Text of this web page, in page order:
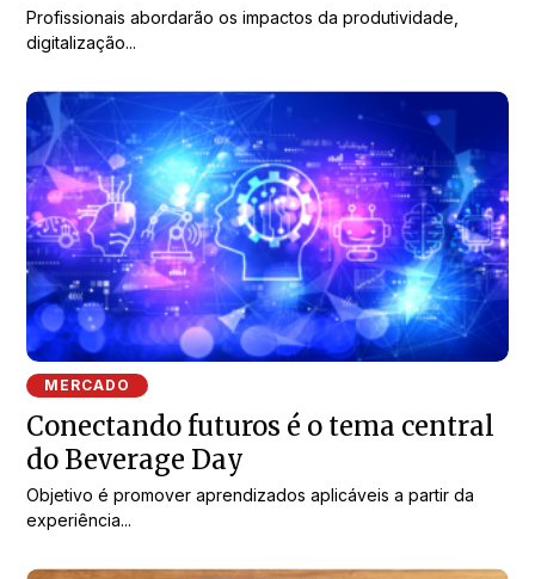
Profissionais abordarão os impactos da produtividade,
digitalização...
MERCADO
Conectando futuros é o tema central
do Beverage Day
Objetivo é promover aprendizados aplicáveis a partir da
experiência...